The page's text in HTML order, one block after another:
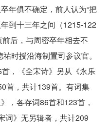
年俱不确定，前人认为“把
到十三年之间（1215-122
后，与周密卒年相去不
时授沿海制置司参议官。
，《全宋诗》另从《永乐
首，共计139首。有词集
，各存词86首和123首，
词》无另辑者，共计209